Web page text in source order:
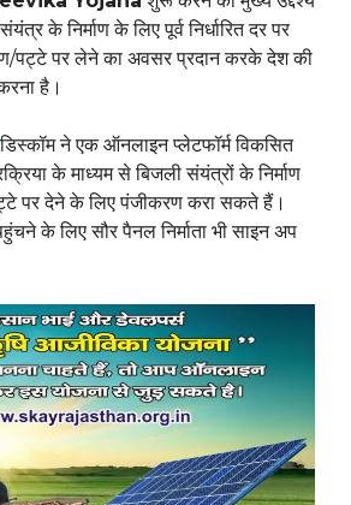
के निर्माण के लिए पूर्व निर्धारित दर पर
पट्टे पर लेने का अवसर प्रदान करके देश की
है।
ने एक ऑनलाइन प्लेटफॉर्म विकसित
के माध्यम से बिजली संयंत्रों के निर्माण
पर देने के लिए पंजीकरण करा सकते हैं।
के लिए सौर पैनल निर्माता भी साइन अप